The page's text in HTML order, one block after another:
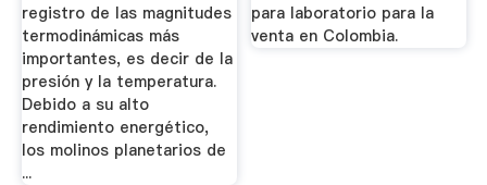
registro de las magnitudes
termodinámicas más
importantes, es decir de la
presión y la temperatura.
Debido a su alto
rendimiento energético,
los molinos planetarios de
...
para laboratorio para la
venta en Colombia.